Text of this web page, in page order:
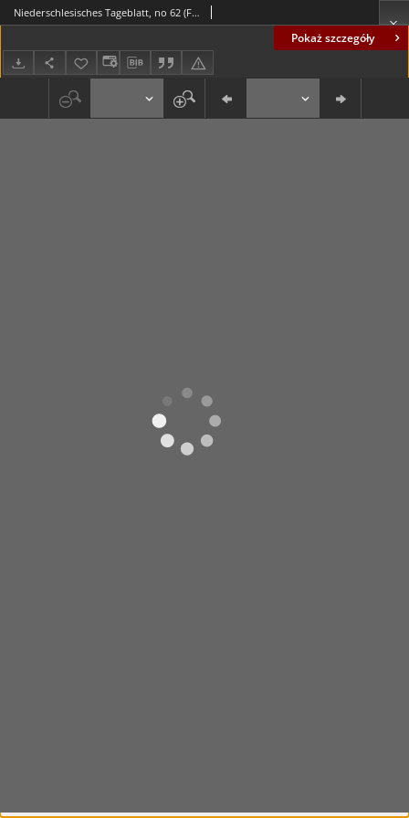
Pokaż szczegóły
Niederschlesisches Tageblatt, no 62 (Freitag, den 14. März 1913)